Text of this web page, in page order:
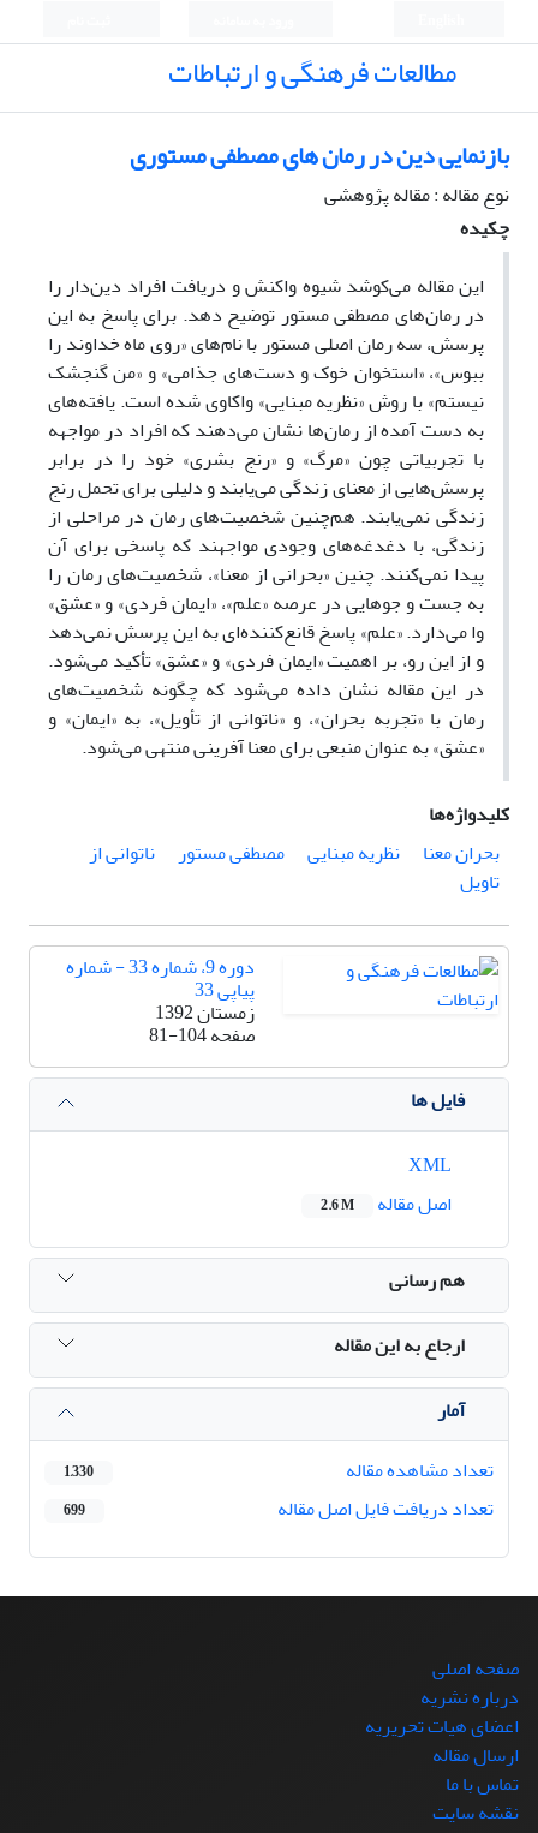
مطالعات فرهنگی و ارتباطات
بازنمایی دین در رمان های مصطفی مستوری
نوع مقاله : مقاله پژوهشی
چکیده
این مقاله می‌کوشد شیوه واکنش و دریافت افراد دین‌دار را
در رمان‌های مصطفی مستور توضیح دهد. برای پاسخ به این
پرسش، سه رمان اصلی مستور با نام‌های «روی ماه خداوند را
ببوس»، «استخوان خوک و دست‌های جذامی» و «من گنجشک
نیستم» با روش «نظریه مبنایی» واکاوی شده است. یافته‌های
به دست آمده از رمان‌ها نشان می‌دهند که افراد در مواجهه
با تجربیاتی چون «مرگ» و «رنج بشری» خود را در برابر
پرسش‌هایی از معنای زندگی می‌یابند و دلیلی برای تحمل رنج
زندگی نمی‌یابند. هم‌چنین شخصیت‌های رمان در مراحلی از
زندگی، با دغدغه‌های وجودی مواجهند که پاسخی برای آن
پیدا نمی‌کنند. چنین «بحرانی از معنا»، شخصیت‌های رمان را
به جست و جوهایی در عرصه «علم»، «ایمان فردی» و «عشق»
وا می‌دارد. «علم» پاسخ قانع‌کننده‌ای به این پرسش نمی‌دهد
و از این رو، بر اهمیت «ایمان فردی» و «عشق» تأکید می‌شود.
در این مقاله نشان داده می‌شود که چگونه شخصیت‌های
رمان با «تجربه بحران»، و «ناتوانی از تأویل»، به «ایمان» و
«عشق» به عنوان منبعی برای معنا آفرینی منتهی می‌شود.
کلیدواژه‌ها
بحران معنا
نظریه مبنایی مصطفی مستور
ناتوانی از
تاویل
دوره 9، شماره 33 - شماره
پیاپی 33
زمستان 1392
صفحه81-104
فایل ها
اصل مقاله
2.6 M
هم رسانی
ارجاع به این مقاله
آمار
تعداد مشاهده مقاله
1,330
تعداد دریافت فایل اصل مقاله 699
صفحه اصلی
درباره نشریه
اعضای هیات تحریریه
ارسال مقاله
تماس با ما
نقشه سایت